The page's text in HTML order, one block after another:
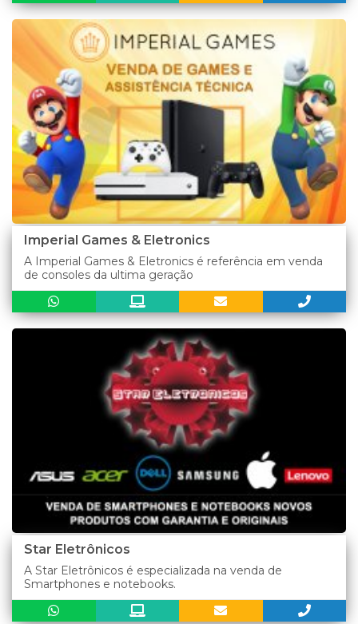
Imperial Games & Eletronics
A Imperial Games & Eletronics é referência em venda
de consoles da ultima geração
Star Eletrônicos
A Star Eletrônicos é especializada na venda de
Smartphones e notebooks.